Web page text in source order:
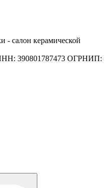
- салон керамической
390801787473 ОГРНИП: